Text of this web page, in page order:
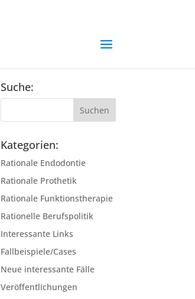
Suche:
Kategorien:
Rationale Endodontie
Rationale Prothetik
Rationale Funktionstherapie
Rationelle Berufspolitik
Interessante Links
Fallbeispiele/Cases
Neue interessante Fälle
Veröffentlichungen